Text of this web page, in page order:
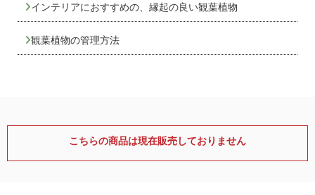
インテリアにおすすめの、縁起の良い観葉植物
観葉植物の管理方法
こちらの商品は現在販売しておりません